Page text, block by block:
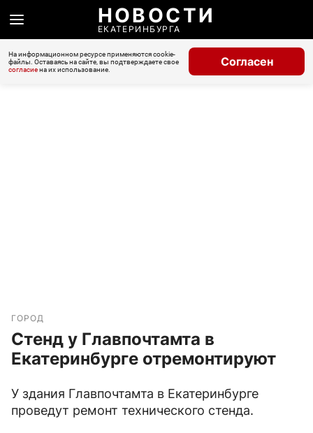
НОВОСТИ
ЕКАТЕРИНБУРГА
На информационном ресурсе применяются cookie-
файлы. Оставаясь на сайте, вы подтверждаете свое
согласиена их использование.
Согласен
ГОРОД
Стенд у Главпочтамта в
Екатеринбурге отремонтируют
У здания Главпочтамта в Екатеринбурге
проведут ремонт технического стенда.